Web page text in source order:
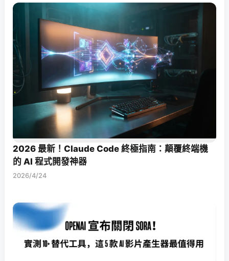
2026 最新！Claude Code 終極指南：顛覆終端機
的 AI 程式開發神器
2026/4/24